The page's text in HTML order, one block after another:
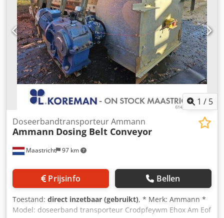
1 / 5
Maastricht 97 km
Doseerbandtransporteur Ammann
Ammann Dosing Belt Conveyor
Prijsinfo Bellen
Toestand: direct inzetbaar (gebruikt), * Merk: Ammann *
Model: doseerband transporteur Crodpfeywm Ehox Am Eof